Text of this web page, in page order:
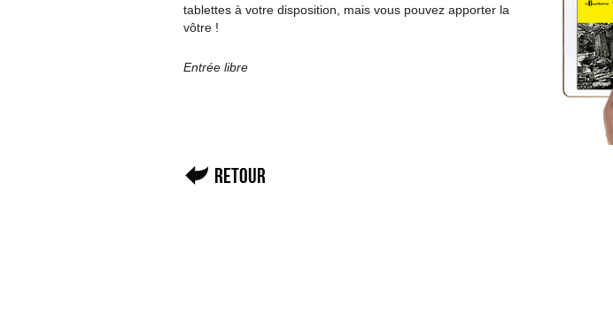
tablettes à votre disposition, mais vous pouvez apporter la
vôtre !
Entrée libre
Retour